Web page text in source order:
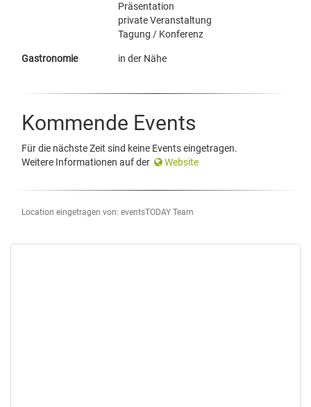
Präsentation
private Veranstaltung
Tagung / Konferenz
Gastronomie in der Nähe
Kommende Events
Für die nächste Zeit sind keine Events eingetragen.
Weitere Informationen auf der
Website
Location eingetragen von: eventsTODAY Team